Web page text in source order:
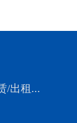
/出租...